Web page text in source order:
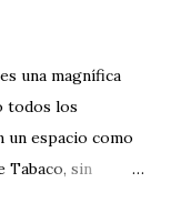
una magnífica
todos los
espacio como
Tabaco, sin